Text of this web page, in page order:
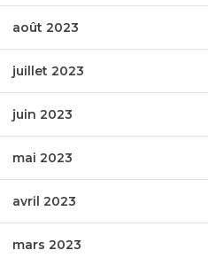
août 2023
juillet 2023
juin 2023
mai 2023
avril 2023
mars 2023